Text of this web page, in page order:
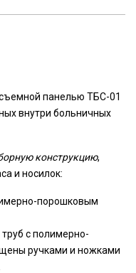
панелью ТБС-01
внутри больничных
конструкцию,
и носилок:
порошковым
с полимерно-
ручками и ножками